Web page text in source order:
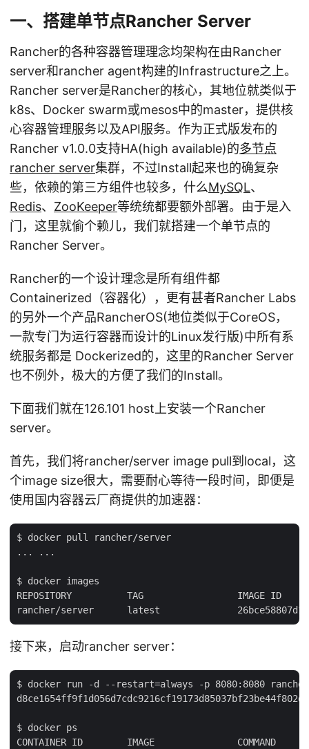
一、搭建单节点Rancher Server
Rancher的各种容器管理理念均架构在由Rancher
server和rancher agent构建的Infrastructure之上。
Rancher server是Rancher的核心，其地位就类似于
k8s、Docker swarm或mesos中的master，提供核
心容器管理服务以及API服务。作为正式版发布的
Rancher v1.0.0支持HA(high available)的多节点
rancher server集群，不过Install起来也的确复杂
些，依赖的第三方组件也较多，什么MySQL、
Redis、 ZooKeeper等统统都要额外部署。由于是入
门，这里就偷个赖儿，我们就搭建一个单节点的
Rancher Server。
Rancher的一个设计理念是所有组件都
Containerized（容器化），更有甚者Rancher Labs
的另外一个产品RancherOS(地位类似于CoreOS，
一款专门为运行容器而设计的Linux发行版)中所有系
统服务都是 Dockerized的，这里的Rancher Server
也不例外，极大的方便了我们的Install。
下面我们就在126.101 host上安装一个Rancher
server。
首先，我们将rancher/server image pull到local，这
个image size很大，需要耐心等待一段时间，即便是
使用国内容器云厂商提供的加速器：
$ docker pull rancher/server
... ...
$ docker images
REPOSITORY          TAG                 IMAGE ID
接下来，启动rancher server：
$ docker run -d --restart=always -p 8080:8080
$ docker ps
CONTAINER ID        IMAGE